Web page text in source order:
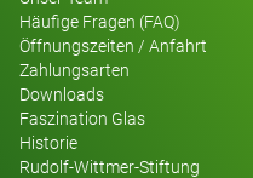
Häufige Fragen (FAQ)
Öffnungszeiten / Anfahrt
Zahlungsarten
Downloads
Faszination Glas
Historie
Rudolf-Wittmer-Stiftung